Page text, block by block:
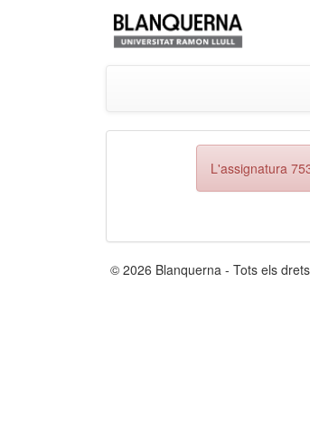
L'assignatura
© 2026 Blanquerna - Tots els